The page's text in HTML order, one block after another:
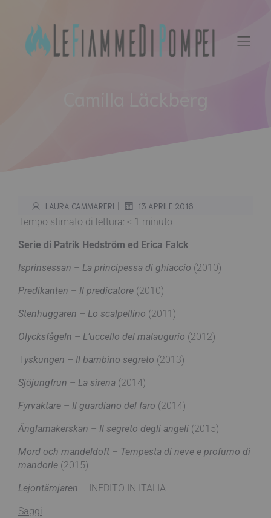
contenuto
LAURA CAMMARERI | 13 APRILE 2016
Tempo stimato di lettura: < 1 minuto
Serie di Patrik Hedström ed Erica Falck
Isprinsessan – La principessa di ghiaccio (2010)
Predikanten – Il predicatore (2010)
Stenhuggaren – Lo scalpellino (2011)
Olycksfågeln – L’uccello del malaugurio (2012)
Tyskungen – Il bambino segreto (2013)
Sjöjungfrun – La sirena (2014)
Fyrvaktare – Il guardiano del faro (2014)
Änglamakerskan – Il segreto degli angeli (2015)
Mord och mandeldoft – Tempesta di neve e profumo di
mandorle (2015)
Lejontämjaren – INEDITO IN ITALIA
Saggi